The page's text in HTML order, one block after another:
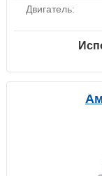
Двигатель: